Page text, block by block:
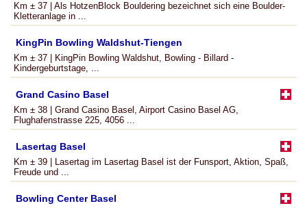
Km ± 37 | Als HotzenBlock Bouldering bezeichnet sich eine Boulder-
Kletteranlage in ...
KingPin Bowling Waldshut-Tiengen
Km ± 37 | KingPin Bowling Waldshut, Bowling - Billard -
Kindergeburtstage, ...
Grand Casino Basel
Km ± 38 | Grand Casino Basel, Airport Casino Basel AG,
Flughafenstrasse 225, 4056 ...
Lasertag Basel
Km ± 39 | Lasertag im Lasertag Basel ist der Funsport, Aktion, Spaß,
Freude und ...
Bowling Center Basel